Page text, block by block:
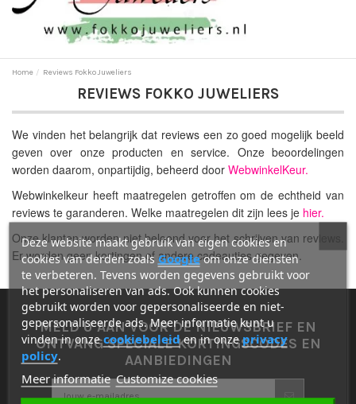
Home Reviews Fokko Juweliers
REVIEWS FOKKO JUWELIERS
We vinden het belangrijk dat reviews een zo goed mogelijk beeld
geven over onze producten en service. Onze beoordelingen
worden daarom, onpartijdig, beheerd door WebwinkelKeur.
Webwinkelkeur heeft maatregelen getroffen om de echtheid van
reviews te garanderen. Welke maatregelen dit zijn lees je hier.
Onze klanten worden niet beloond voor het schrijven van reviews.
Er worden geen kortingen of andere cadeautjes gegeven.
MELD U AAN VOOR DE NIEUWSBRIEF EN
ONTVANG SPECIALE KORTINGSCODES EN
AANBIEDINGEN
Deze website maakt gebruik van eigen cookies en
cookies van derden zoals Googleom onze diensten
te verbeteren. Tevens worden gegevens gebruikt voor
het personaliseren van ads. Ook kunnen cookies
gebruikt worden voor gepersonaliseerde en niet-
gepersonaliseerde ads. Meer informatie kunt u
vinden in onzecookiebeleid en in onzeprivacy
policy.
Meer informatie Customize cookies